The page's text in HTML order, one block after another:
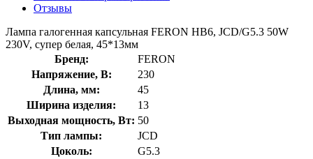
Отзывы
Лампа галогенная капсульная FERON HB6, JCD/G5.3 50W
230V, супер белая, 45*13мм
Бренд:
FERON
Напряжение, В:
230
Длина, мм:
45
Ширина изделия:
13
Выходная мощность, Вт: 50
Тип лампы:
JCD
Цоколь:
G5.3